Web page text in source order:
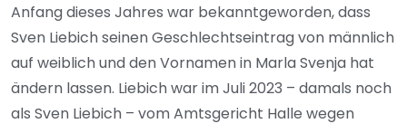
Anfang dieses Jahres war bekanntgeworden, dass
Sven Liebich seinen Geschlechtseintrag von männlich
auf weiblich und den Vornamen in Marla Svenja hat
ändern lassen. Liebich war im Juli 2023 – damals noch
als Sven Liebich – vom Amtsgericht Halle wegen